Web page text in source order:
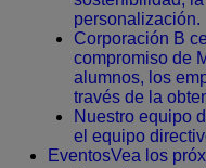
personalización.
Corporación B
compromiso de
alumnos, los
través de la
Nuestro equipo
el equipo
EventosVea los